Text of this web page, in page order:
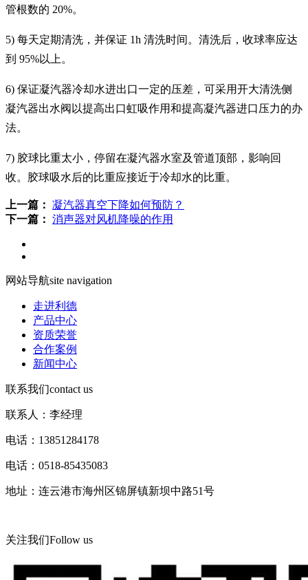
管根数的 20%。
5) 每天定期清洗，并保证 1h 清洗时间。清洗后，收球率应达
到 95%以上。
6) 保证凝汽器冷却水进出口一定的压差，可采用开大清洗侧
凝汽器出水阀以提高出口虹吸作用和提高凝汽器进口压力的办
法。
7) 胶球比重太小，停留在凝汽器水室及管道顶部，影响回
收。胶球吸水后的比重应接近于冷却水的比重。
上一篇： 凝汽器真空下降如何预防？
下一篇： 消声器对风机降噪的作用
网站导航site navigation
走进利德
产品中心
资质荣誉
合作案例
新闻中心
联系我们contact us
联系人：李经理
电话：13851284178
电话：0518-85435083
地址：连云港市海州区锦屏镇新坝中路51号
关注我们Follow us